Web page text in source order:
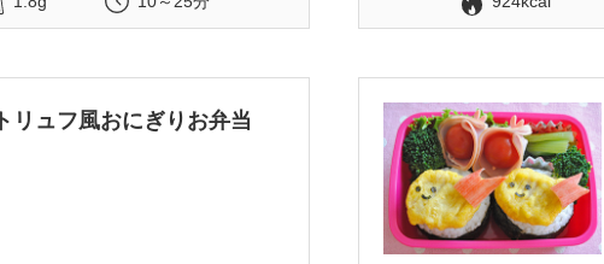
トリュフ風おにぎりお弁当